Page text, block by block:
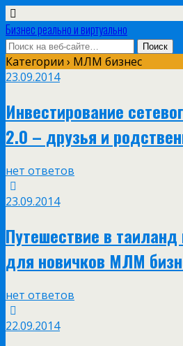
Бизнес реально и виртуально
Категории › МЛМ бизнес
23.09.2014
Инвестирование
2.0 – друзья и
нет ответов
23.09.2014
Путешествие в
для новичков МЛМ
нет ответов
22.09.2014